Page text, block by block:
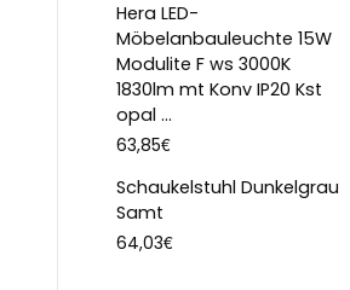
Hera LED-
Möbelanbauleuchte 15W
Modulite F ws 3000K
1830lm mt Konv IP20 Kst
opal ...
63,85€
Schaukelstuhl Dunkelgrau
Samt
64,03€